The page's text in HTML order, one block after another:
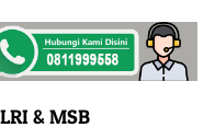
& MSB